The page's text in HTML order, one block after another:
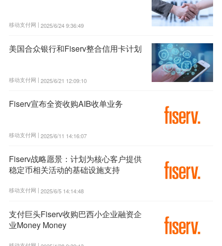
移动支付网 | 2025/6/24 9:36:49
美国合众银行和Fiserv整合信用卡计划
移动支付网 | 2025/6/21 12:09:10
Fiserv宣布全资收购AIB收单业务
移动支付网 | 2025/6/11 14:16:07
Fiserv战略愿景：计划为核心客户提供
稳定币相关活动的基础设施支持
移动支付网 | 2025/6/5 14:14:48
支付巨头Fiserv收购巴西小企业融资企
业Money Money